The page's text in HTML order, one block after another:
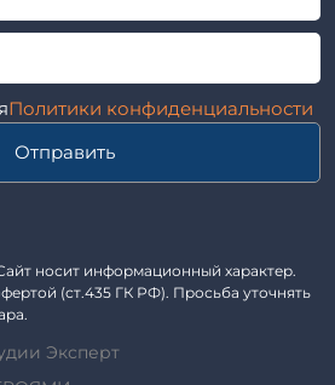
зданий
Политики конфиденциальности
Отправить
носит информационный характер.
(ст.435 ГК РФ). Просьба уточнять
Эксперт